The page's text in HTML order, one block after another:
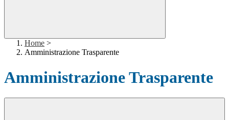
Home >
Amministrazione Trasparente
Amministrazione Trasparente